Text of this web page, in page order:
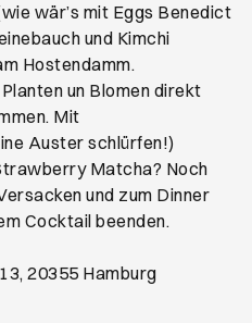
wär’s mit Eggs Benedict
und Kimchi
Hostendamm.
un Blomen direkt
Mit
Auster schlürfen!)
Matcha? Noch
und zum Dinner
Cocktail beenden.
Browser-Tab
20355 Hamburg